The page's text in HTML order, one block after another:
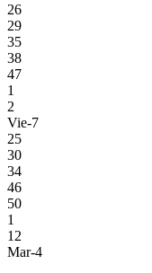
26
29
35
38
47
1
2
Vie-7
25
30
34
46
50
1
12
Mar-4